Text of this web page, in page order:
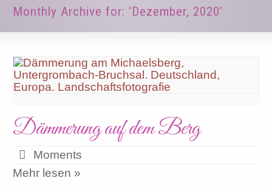
Monthly Archive for: ‘Dezember, 2020’
Dämmerung auf dem Berg
Moments
Mehr lesen »